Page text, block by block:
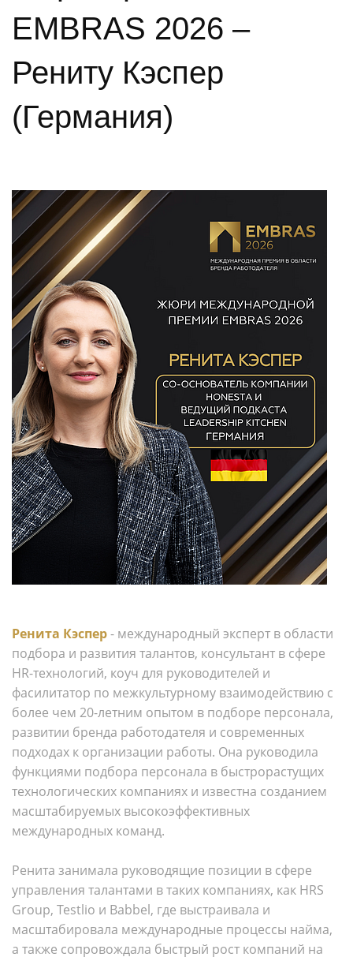
EMBRAS 2026 –
Рениту Кэспер
(Германия)
Ренита Кэспер- международный эксперт в области
подбора и развития талантов, консультант в сфере
HR-технологий, коуч для руководителей и
фасилитатор по межкультурному взаимодействию с
более чем 20-летним опытом в подборе персонала,
развитии бренда работодателя и современных
подходах к организации работы. Она руководила
функциями подбора персонала в быстрорастущих
технологических компаниях и известна созданием
масштабируемых высокоэффективных
международных команд.
Ренита занимала руководящие позиции в сфере
управления талантами в таких компаниях, как HRS
Group, Testlio и Babbel, где выстраивала и
масштабировала международные процессы найма,
а также сопровождала быстрый рост компаний на